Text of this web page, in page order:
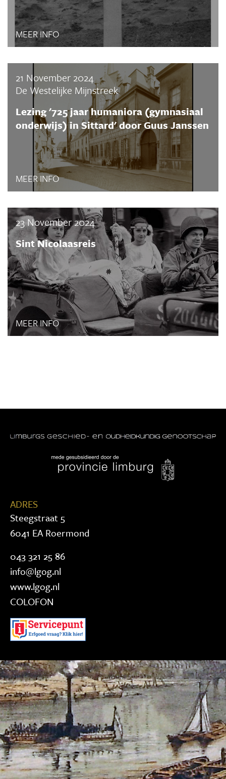
MEER INFO
21 November 2024
De Westelijke Mijnstreek
Lezing '725 jaar humaniora (gymnasiaal
onderwijs) in Sittard' door Guus Janssen
MEER INFO
23 November 2024
Sint Nicolaasreis
MEER INFO
ADRES
Steegstraat 5
6041 EA Roermond
043 321 25 86
info@lgog.nl
www.lgog.nl
COLOFON